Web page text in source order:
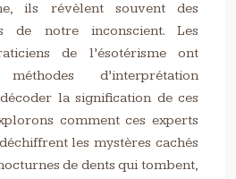
ils révèlent souvent des
de notre inconscient. Les
de l’ésotérisme ont
d’interprétation
la signification de ces
comment ces experts
les mystères cachés
de dents qui tombent,